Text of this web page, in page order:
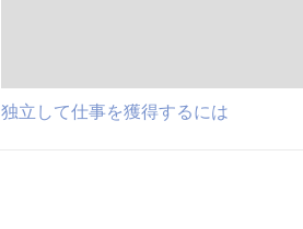
独立して仕事を獲得するには